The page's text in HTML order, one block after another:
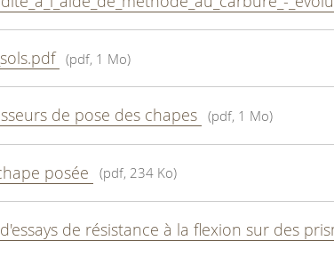
(pdf, 1 Mo)
de pose des chapes (pdf, 1 Mo)
posée (pdf, 234 Ko)
de résistance à la flexion sur des